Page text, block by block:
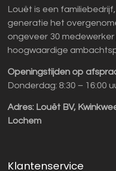
Louët is een
generatie het
ongeveer 30
hoogwaardige
Openingstijden op
Donderdag: 8:30 – 16:00
Adres: Louët BV,
Lochem
Klantenservice